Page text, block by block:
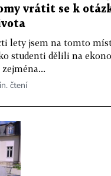
vrátit se k
lety jsem na tomto
studenti dělili na
čtení